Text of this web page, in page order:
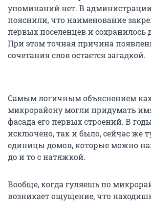
упоминаний нет. В
пояснили, что наименование
первых поселенцев и сохранилось
При этом точная причина
сочетания слов остается загадкой.
Самым логичным объяснением
микрорайону могли придумать
фасада его первых строений. В
исключено, так и было, сейчас же
единицы домов, которые можно
до и то с натяжкой.
Вообще, когда гуляешь по
возникает ощущение, что